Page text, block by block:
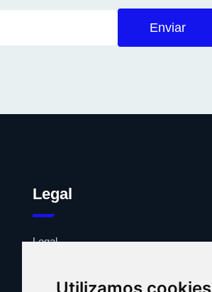
Enviar
Legal
Legal
Contacto